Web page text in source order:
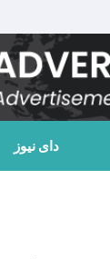
دای نیوز